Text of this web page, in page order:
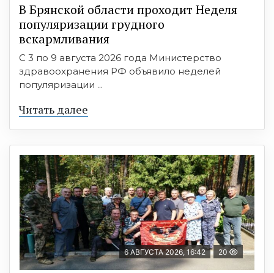
В Брянской области проходит Неделя
популяризации грудного
вскармливания
С 3 по 9 августа 2026 года Министерство
здравоохранения РФ объявило неделей
популяризации ...
Читать далее
6 АВГУСТА 2026, 16:42 20